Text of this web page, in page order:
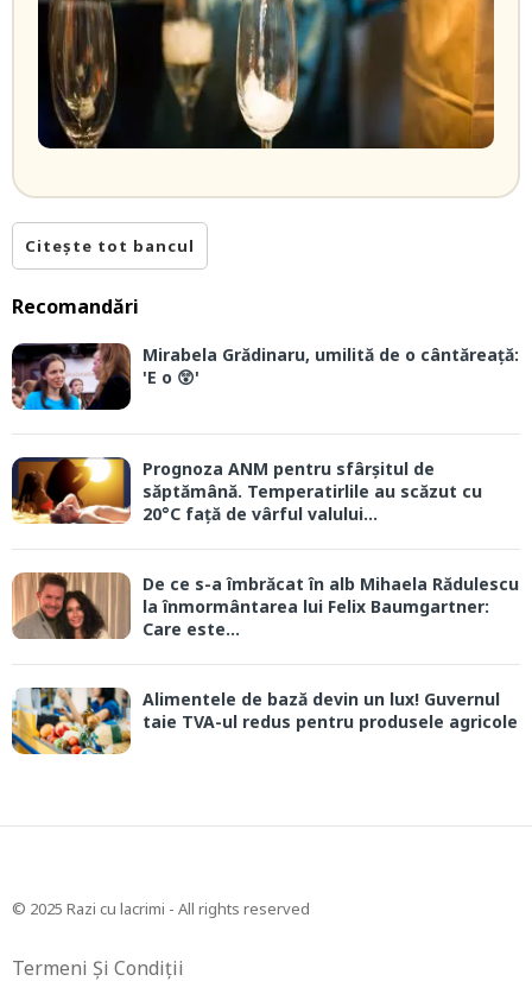
Citește tot bancul
Recomandări
Mirabela Grădinaru, umilită de o cântăreață:
'E o 😲'
Prognoza ANM pentru sfârșitul de
săptămână. Temperatirlile au scăzut cu
20°C față de vârful valului...
De ce s-a îmbrăcat în alb Mihaela Rădulescu
la înmormântarea lui Felix Baumgartner:
Care este...
Alimentele de bază devin un lux! Guvernul
taie TVA-ul redus pentru produsele agricole
© 2025 Razi cu lacrimi - All rights reserved
Termeni Și Condiții